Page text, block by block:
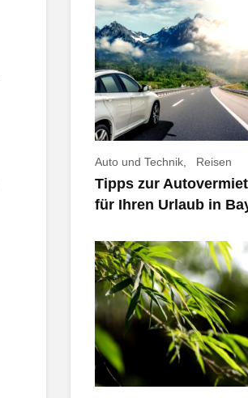
Auto und Technik Reisen
Tipps zur
für Ihren Urlaub in